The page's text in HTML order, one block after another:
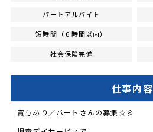
パートアルバイト
短時間（６時間以内）
社会保険完備
仕事内容
賞与あり／パートさんの募集☆彡